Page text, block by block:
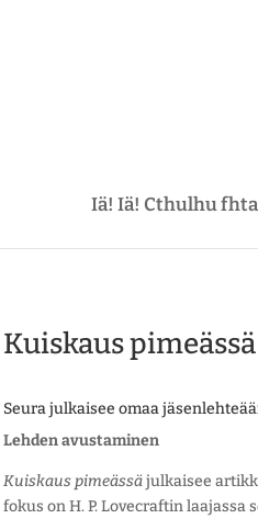
Iä! Iä! Cthulhu
Kuiskaus pimeässä
Seura julkaisee omaa
Lehden avustaminen
Kuiskaus pimeässäjulkaisee
fokus on H. P. Lovecraftin